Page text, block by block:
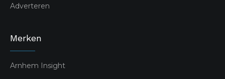
Adverteren
Merken
Arnhem Insight